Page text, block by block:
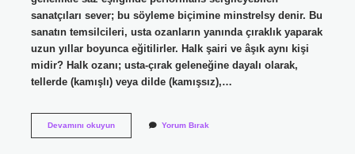
sanatçıları sever; bu söyleme biçimine minstrelsy denir. Bu
sanatın temsilcileri, usta ozanların yanında çıraklık yaparak
uzun yıllar boyunca eğitilirler. Halk şairi ve âşık aynı kişi
midir? Halk ozanı; usta-çırak geleneğine dayalı olarak,
tellerde (kamışlı) veya dilde (kamışsız),…
Devamını okuyunHalk
Yorum Bırak